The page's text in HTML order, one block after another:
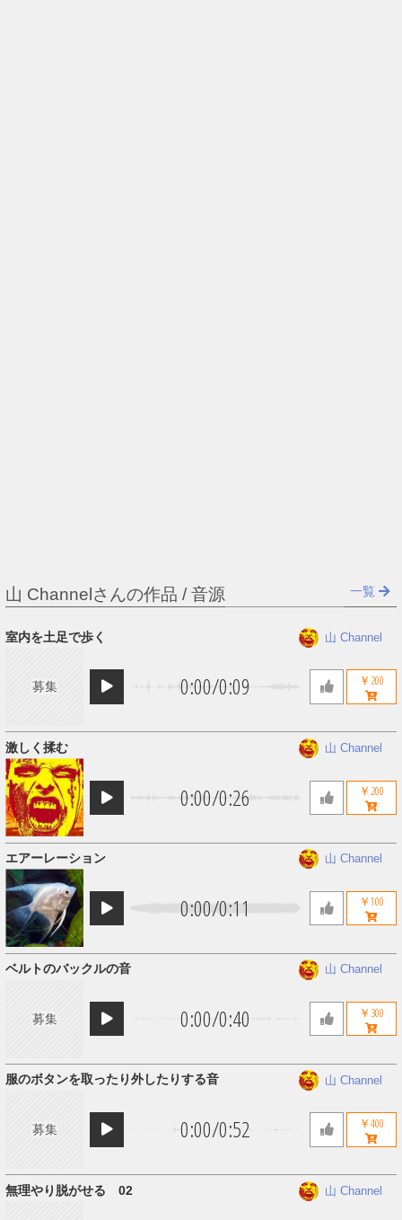
山 Channelさんの作品 / 音源 一覧
募集 0:00/0:09
室内を土足で歩く 山 Channel
￥200
0:00/0:26
激しく揉む 山 Channel
￥200
0:00/0:11
エアーレーション 山 Channel
￥100
募集 0:00/0:40
ベルトのバックルの音 山 Channel
￥300
募集 0:00/0:52
服のボタンを取ったり外したりする音 山 Channel
￥400
無理やり脱がせる 02 山 Channel